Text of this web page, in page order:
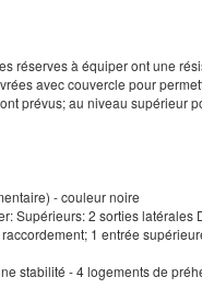
réserves à équiper ont une
avec couvercle pour
prévus; au niveau supérieur
- couleur noire
Supérieurs: 2 sorties
1 entrée
stabilité - 4 logements de